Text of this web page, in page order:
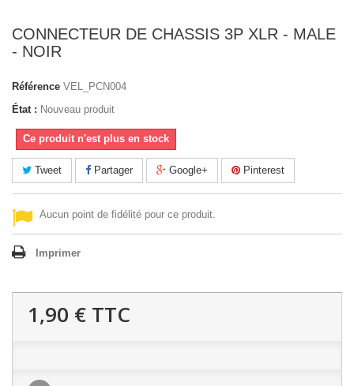
CONNECTEUR DE CHASSIS 3P XLR - MALE
- NOIR
Référence VEL_PCN004
État : Nouveau produit
Ce produit n'est plus en stock
Tweet Partager Google+ Pinterest
Aucun point de fidélité pour ce produit.
Imprimer
1,90 € TTC